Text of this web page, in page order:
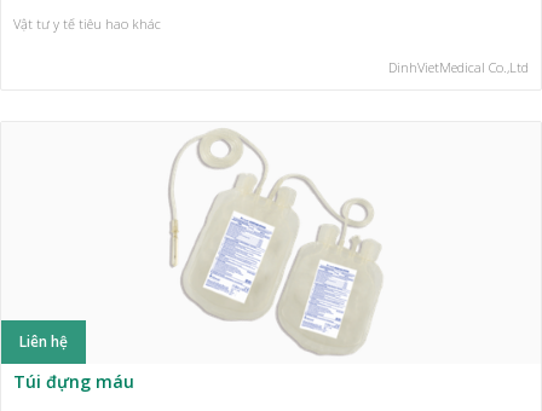
Vật tư y tế tiêu hao khác
DinhVietMedical Co.,Ltd
Liên hệ
Túi đựng máu